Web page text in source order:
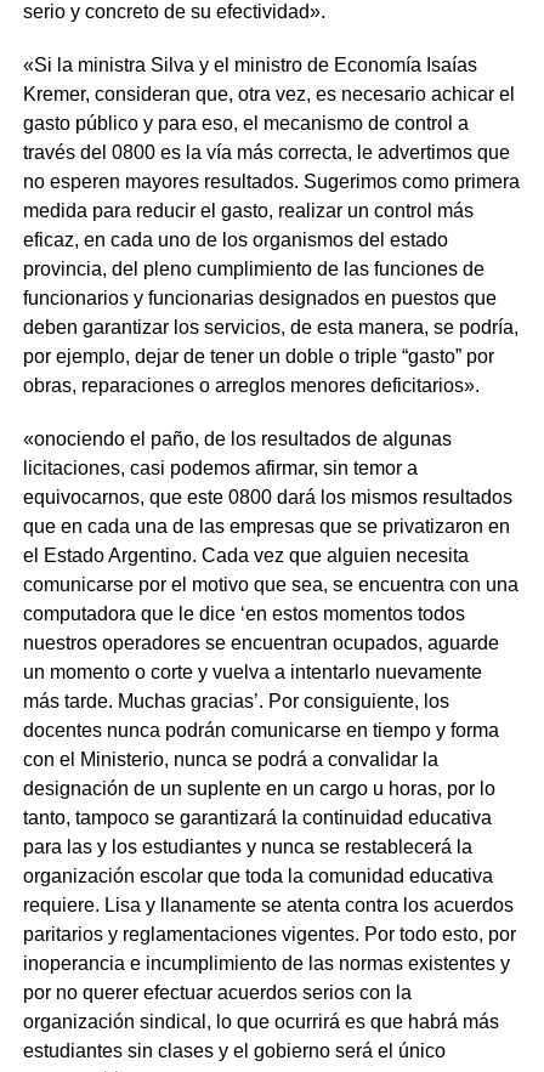
serio y concreto de su efectividad».
«Si la ministra Silva y el ministro de Economía Isaías
Kremer, consideran que, otra vez, es necesario achicar el
gasto público y para eso, el mecanismo de control a
través del 0800 es la vía más correcta, le advertimos que
no esperen mayores resultados. Sugerimos como primera
medida para reducir el gasto, realizar un control más
eficaz, en cada uno de los organismos del estado
provincia, del pleno cumplimiento de las funciones de
funcionarios y funcionarias designados en puestos que
deben garantizar los servicios, de esta manera, se podría,
por ejemplo, dejar de tener un doble o triple “gasto” por
obras, reparaciones o arreglos menores deficitarios».
«onociendo el paño, de los resultados de algunas
licitaciones, casi podemos afirmar, sin temor a
equivocarnos, que este 0800 dará los mismos resultados
que en cada una de las empresas que se privatizaron en
el Estado Argentino. Cada vez que alguien necesita
comunicarse por el motivo que sea, se encuentra con una
computadora que le dice ‘en estos momentos todos
nuestros operadores se encuentran ocupados, aguarde
un momento o corte y vuelva a intentarlo nuevamente
más tarde. Muchas gracias’. Por consiguiente, los
docentes nunca podrán comunicarse en tiempo y forma
con el Ministerio, nunca se podrá a convalidar la
designación de un suplente en un cargo u horas, por lo
tanto, tampoco se garantizará la continuidad educativa
para las y los estudiantes y nunca se restablecerá la
organización escolar que toda la comunidad educativa
requiere. Lisa y llanamente se atenta contra los acuerdos
paritarios y reglamentaciones vigentes. Por todo esto, por
inoperancia e incumplimiento de las normas existentes y
por no querer efectuar acuerdos serios con la
organización sindical, lo que ocurrirá es que habrá más
estudiantes sin clases y el gobierno será el único